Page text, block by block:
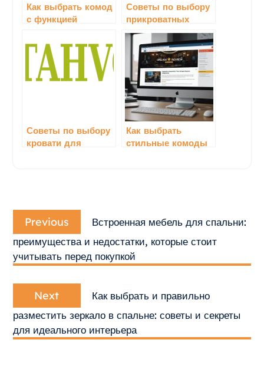
Как выбрать комод
с функцией
Советы по выбору
прикроватных
тумбочек и их
функциям: как
создать уют и
функциональность
в спальне
Советы по выбору
кровати для
Как выбрать
стильные комоды
Навигация
по
записям
Previous
post:
Встроенная мебель для спальни:
преимущества и недостатки, которые стоит
учитывать перед покупкой
Next
post:
Как выбрать и правильно
разместить зеркало в спальне: советы и секреты
для идеального интерьера